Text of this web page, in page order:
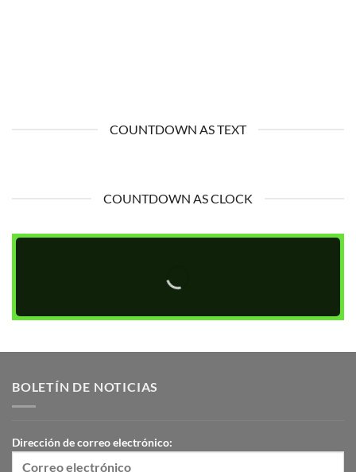
COUNTDOWN AS TEXT
COUNTDOWN AS CLOCK
BOLETÍN DE NOTICIAS
Dirección de correo electrónico: